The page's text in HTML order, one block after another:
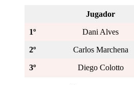
Jugador
1º Dani Alves
2º Carlos Marchena
3º Diego Colotto